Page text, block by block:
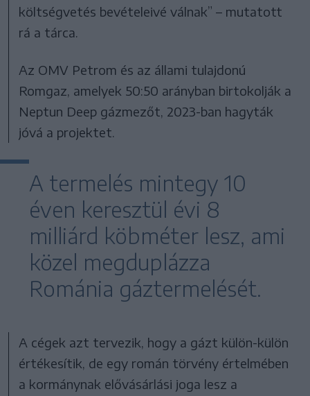
költségvetés bevételeivé válnak” – mutatott
rá a tárca.
Az OMV Petrom és az állami tulajdonú
Romgaz, amelyek 50:50 arányban birtokolják a
Neptun Deep gázmezőt, 2023-ban hagyták
jóvá a projektet.
A termelés mintegy 10
éven keresztül évi 8
milliárd köbméter lesz, ami
közel megduplázza
Románia gáztermelését.
A cégek azt tervezik, hogy a gázt külön-külön
értékesítik, de egy román törvény értelmében
a kormánynak elővásárlási joga lesz a